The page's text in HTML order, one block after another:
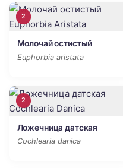
2
Молочай остистый
Euphorbia aristata
2
Ложечница датская
Cochlearia danica